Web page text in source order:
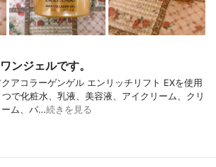
ンジェルです。
アコラーゲンゲル エンリッチリフト EXを使用
で化粧水、乳液、美容液、アイクリーム、クリ
ーム、パ…続きを見る